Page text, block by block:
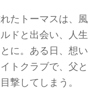
たトーマスは、風
ドと出会い、人生
に。ある日、想い
トクラブで、父と
撃してしまう。